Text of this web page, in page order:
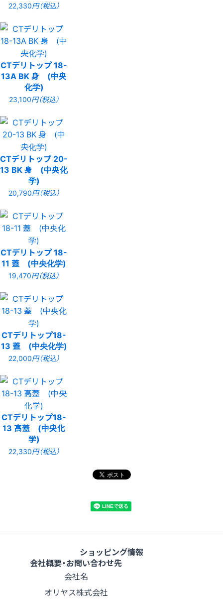
22,330円（税込）
CTデリトップ 18-
13A BK 身 (中央
化学)
23,100円（税込）
CTデリトップ 20-
13 BK 身 (中央化
学)
20,790円（税込）
CTデリトップ 18-
11 蓋 (中央化学)
19,470円（税込）
CTデリトップ18-
13 蓋 (中央化学)
22,000円（税込）
CTデリトップ18-
13 高蓋 (中央化
学)
22,330円（税込）
ショッピング情報
会社概要・お問い合わせ先
会社名
オリヤス株式会社